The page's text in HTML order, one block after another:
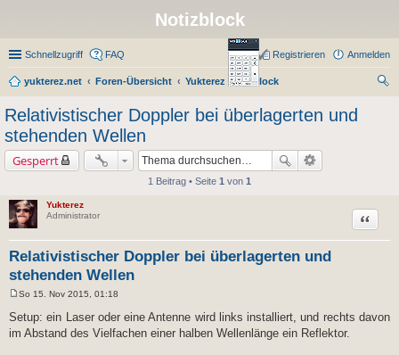
Notizblock
Schnellzugriff FAQ Anmelden
Registrieren
yukterez.net Foren-Übersicht
Yukterez Notizblock
Relativistischer Doppler bei überlagerten und
stehenden Wellen
Gesperrt
1 Beitrag • Seite 1 von 1
Yukterez
Administrator
Relativistischer Doppler bei überlagerten und
stehenden Wellen
Zitat
i
t
So 15. Nov 2015, 01:18
Setup: ein Laser oder eine Antenne wird links installiert, und rechts davon
im Abstand des Vielfachen einer halben Wellenlänge ein Reflektor.